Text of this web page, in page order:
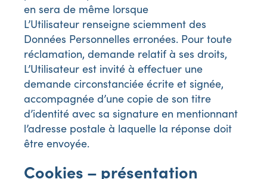
en sera de même lorsque
L’Utilisateur renseigne sciemment des
Données Personnelles erronées. Pour toute
réclamation, demande relatif à ses droits,
L’Utilisateur est invité à effectuer une
demande circonstanciée écrite et signée,
accompagnée d’une copie de son titre
d’identité avec sa signature en mentionnant
l’adresse postale à laquelle la réponse doit
être envoyée.
Cookies – présentation